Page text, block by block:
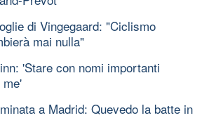
di Vingegaard: "Ciclismo
mai nulla"
'Stare con nomi importanti
a Madrid: Quevedo la batte in